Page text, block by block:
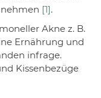
[1].
Akne z. B.
Ernährung und
infrage.
Kissenbezüge